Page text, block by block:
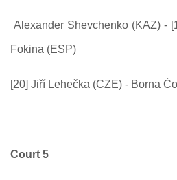
Alexander Shevchenko (KAZ) -
Fokina (ESP)
[20] Jiří Lehečka (CZE) - Borna
Court 5